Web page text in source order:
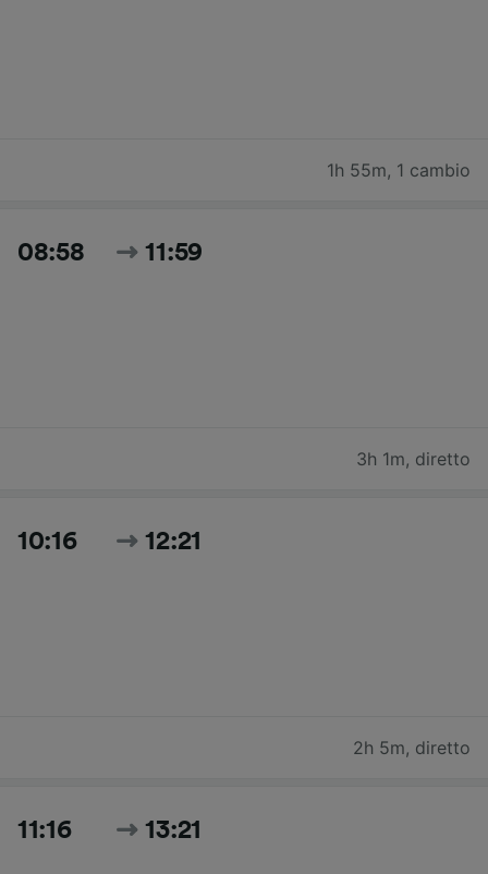
1h 55m, 1 cambio
08:58 11:59
3h 1m, diretto
10:16 12:21
2h 5m, diretto
11:16 13:21